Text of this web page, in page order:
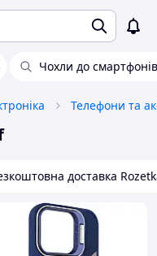
Чохли до смартфонів
Телефони та
доставка